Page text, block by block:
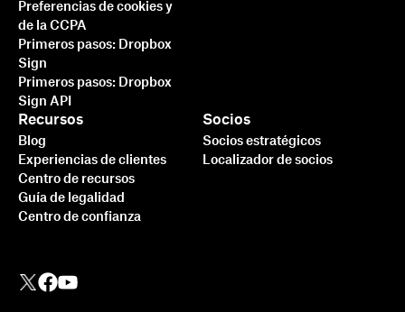
Preferencias de cookies y
de la CCPA
Primeros pasos: Dropbox
Sign
Primeros pasos: Dropbox
Sign API
Recursos
Blog
Experiencias de clientes
Centro de recursos
Guía de legalidad
Centro de confianza
Socios
Socios estratégicos
Localizador de socios